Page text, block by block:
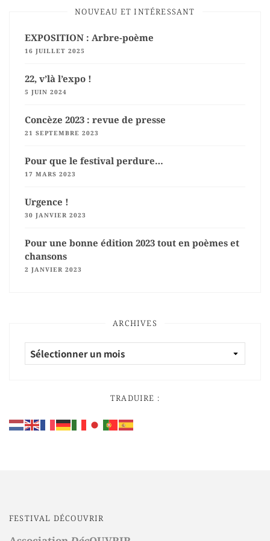
NOUVEAU ET INTÉRESSANT
EXPOSITION : Arbre-poème
16 JUILLET 2025
22, v’là l’expo !
5 JUIN 2024
Concèze 2023 : revue de presse
21 SEPTEMBRE 2023
Pour que le festival perdure…
17 MARS 2023
Urgence !
30 JANVIER 2023
Pour une bonne édition 2023 tout en poèmes et
chansons
2 JANVIER 2023
ARCHIVES
TRADUIRE :
FESTIVAL DÉCOUVRIR